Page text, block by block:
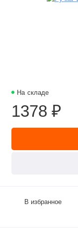
На складе
1378 ₽
В избранное